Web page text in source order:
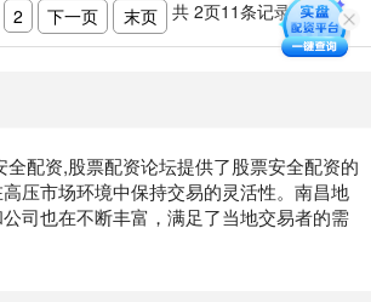
2 下一页 末页 共 2页11条记录
全配资,股票配资论坛提供了股票安全配资的
压市场环境中保持交易的灵活性。南昌地
司也在不断丰富，满足了当地交易者的需